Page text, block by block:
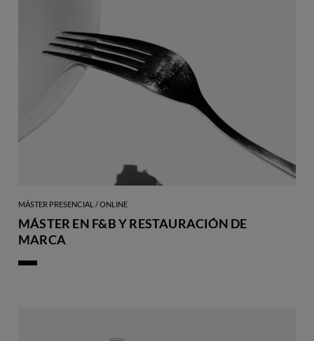
MÁSTER PRESENCIAL / ONLINE
MÁSTER EN F&B Y RESTAURACIÓN DE
MARCA